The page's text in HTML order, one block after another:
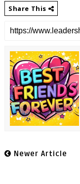
Share This
Newer Article